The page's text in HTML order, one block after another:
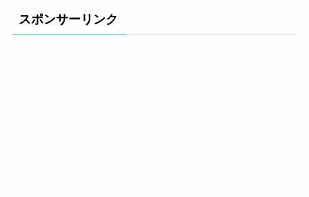
スポンサーリンク